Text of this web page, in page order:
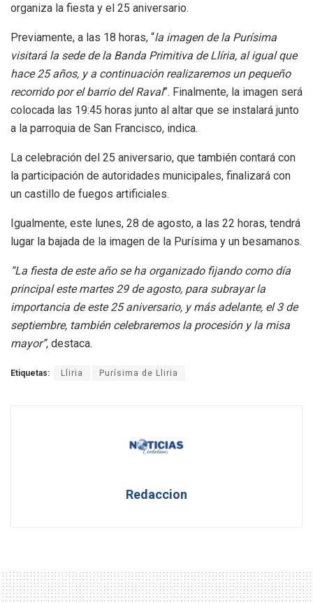
organiza la fiesta y el 25 aniversario.
Previamente, a las 18 horas, “la imagen de la Purísima
visitará la sede de la Banda Primitiva de Llíria, al igual que
hace 25 años, y a continuación realizaremos un pequeño
recorrido por el barrio del Raval”. Finalmente, la imagen será
colocada las 19:45 horas junto al altar que se instalará junto
a la parroquia de San Francisco, indica.
La celebración del 25 aniversario, que también contará con
la participación de autoridades municipales, finalizará con
un castillo de fuegos artificiales.
Igualmente, este lunes, 28 de agosto, a las 22 horas, tendrá
lugar la bajada de la imagen de la Purísima y un besamanos.
“La fiesta de este año se ha organizado fijando como día
principal este martes 29 de agosto, para subrayar la
importancia de este 25 aniversario, y más adelante, el 3 de
septiembre, también celebraremos la procesión y la misa
mayor”, destaca.
Etiquetas: Lliria Purísima de Lliria
Redaccion